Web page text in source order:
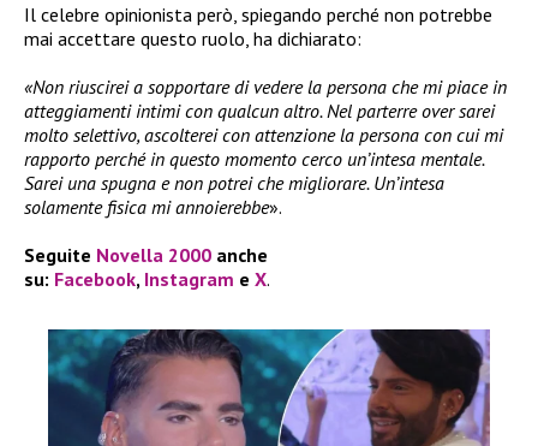
Il celebre opinionista però, spiegando perché non potrebbe
mai accettare questo ruolo, ha dichiarato:
«Non riuscirei a sopportare di vedere la persona che mi piace in
atteggiamenti intimi con qualcun altro. Nel parterre over sarei
molto selettivo, ascolterei con attenzione la persona con cui mi
rapporto perché in questo momento cerco un’intesa mentale.
Sarei una spugna e non potrei che migliorare. Un’intesa
solamente fisica mi annoierebbe».
Seguite Novella 2000 anche
su: Facebook, Instagram e X.